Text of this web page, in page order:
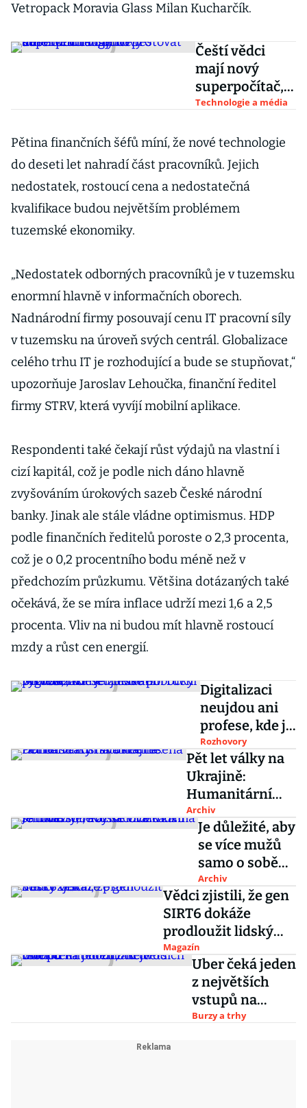
Vetropack Moravia Glass Milan Kucharčík.
Čeští vědci
mají nový
superpočítač,
bude testovat
inteligenci pro
autonomní
Technologie a média
Pětina finančních šéfů míní, že nové technologie
do deseti let nahradí část pracovníků. Jejich
nedostatek, rostoucí cena a nedostatečná
kvalifikace budou největším problémem
tuzemské ekonomiky.
„Nedostatek odborných pracovníků je v tuzemsku
enormní hlavně v informačních oborech.
Nadnárodní firmy posouvají cenu IT pracovní síly
v tuzemsku na úroveň svých centrál. Globalizace
celého trhu IT je rozhodující a bude se stupňovat,“
upozorňuje Jaroslav Lehoučka, finanční ředitel
firmy STRV, která vyvíjí mobilní aplikace.
Respondenti také čekají růst výdajů na vlastní i
cizí kapitál, což je podle nich dáno hlavně
zvyšováním úrokových sazeb České národní
banky. Jinak ale stále vládne optimismus. HDP
podle finančních ředitelů poroste o 2,3 procenta,
což je o 0,2 procentního bodu méně než v
předchozím průzkumu. Většina dotázaných také
očekává, že se míra inflace udrží mezi 1,6 a 2,5
procenta. Vliv na ni budou mít hlavně rostoucí
mzdy a růst cen energií.
Digitalizaci
neujdou ani
profese, kde je
základem
ruční výroba,
říká šéf české
pobočky
Microsoftu
Rozhovory
Pět let války na
Ukrajině:
Humanitární
situace na
Donbase zůstává
neutěšená
Archiv
Je důležité, aby
se více mužů
samo o sobě
označovalo za
feministy, říká
socioložka
Nina Fárová
Archiv
Vědci zjistili, že gen
SIRT6 dokáže
prodloužit lidský
věk
Magazín
Uber čeká jeden
z největších
vstupů na
burzu, akcie
Burzy a trhy